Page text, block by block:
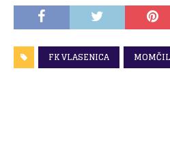
FK VLASENICA